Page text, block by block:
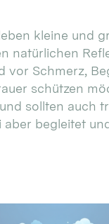
kleine und
natürlichen
vor Schmerz,
schützen
sollten auch
aber begleitet